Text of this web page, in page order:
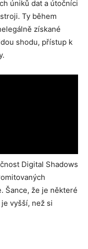
úniků dat a útočníci
Ty během
získané
shodu, přístup k
Digital Shadows
Šance, že je některé
vyšší, než si